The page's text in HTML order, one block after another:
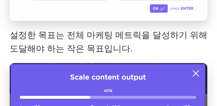
설정한 목표는 전체 마케팅 메트릭을 달성하기 위해
도달해야 하는 작은 목표입니다.